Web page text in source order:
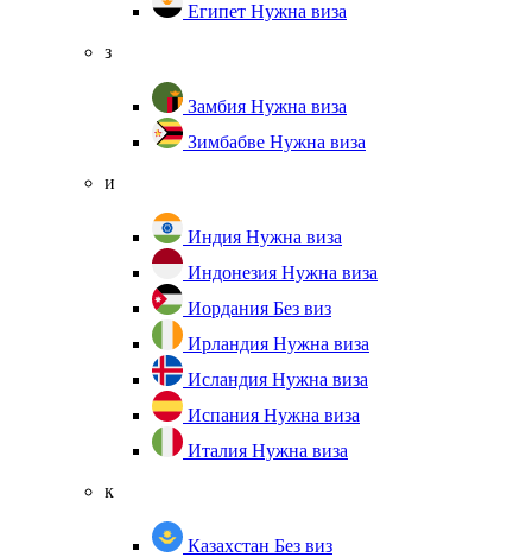
Египет Нужна виза
з
Замбия Нужна виза
Зимбабве Нужна виза
и
Индия Нужна виза
Индонезия Нужна виза
Иордания Без виз
Ирландия Нужна виза
Исландия Нужна виза
Испания Нужна виза
Италия Нужна виза
к
Казахстан Без виз